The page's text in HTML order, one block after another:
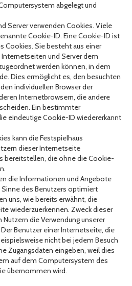
abgelegt und
Server verwenden Cookies. Viele
Cookie-ID. Eine Cookie-ID ist
Cookies. Sie besteht aus einer
und Server dem
werden können, in dem
Dies ermöglicht es, den besuchten
individuellen Browser der
Internetbrowsern, die andere
Ein bestimmter
eindeutige Cookie-ID wiedererkannt
kann die Festspielhaus
dieser Internetseite
bereitstellen, die ohne die Cookie-
die Informationen und Angebote
des Benutzers optimiert
uns, wie bereits erwähnt, die
wiederzuerkennen. Zweck dieser
die Verwendung unserer
Benutzer einer Internetseite, die
nicht bei jedem Besuch
Zugangsdaten eingeben, weil dies
auf dem Computersystem des
übernommen wird.